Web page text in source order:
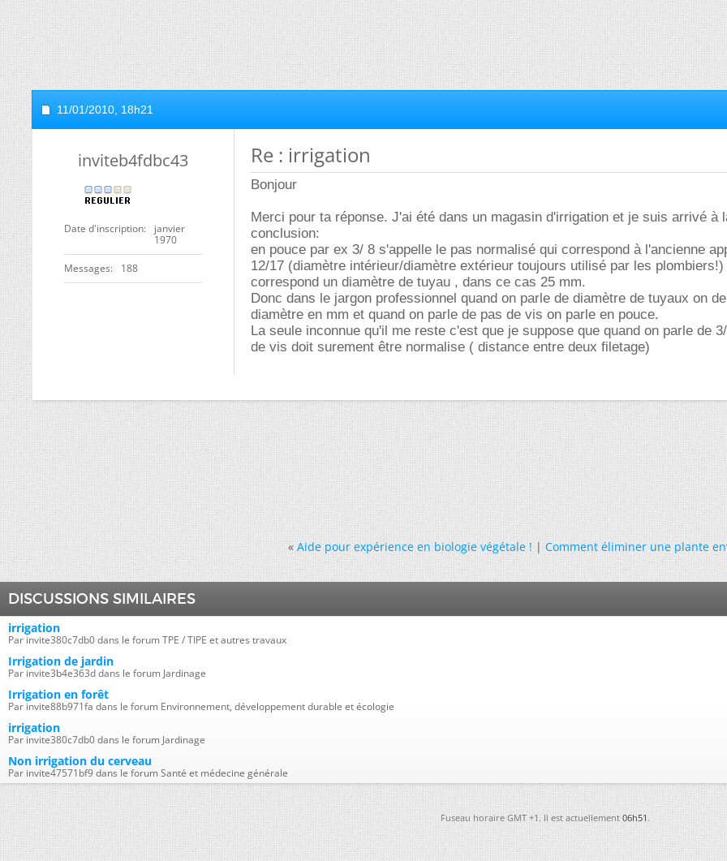
11/01/2010, 18h21
inviteb4fdbc43
Date d'inscription
janvier
1970
Messages 188
Re : irrigation
Bonjour
Merci pour ta réponse. J'ai été dans un magasin d'irrigation et je suis arrivé à
conclusion:
en pouce par ex 3/ 8 s'appelle le pas normalisé qui correspond à l'ancienne
12/17 (diamètre intérieur/diamètre extérieur toujours utilisé par les plombiers!)
correspond un diamètre de tuyau , dans ce cas 25 mm.
Donc dans le jargon professionnel quand on parle de diamètre de tuyaux on
diamètre en mm et quand on parle de pas de vis on parle en pouce.
La seule inconnue qu'il me reste c'est que je suppose que quand on parle de
de vis doit surement être normalise ( distance entre deux filetage)
« Aide pour expérience en biologie végétale !|Comment éliminer une plante
DISCUSSIONS SIMILAIRES
irrigation
Par invite380c7db0 dans le forum TPE / TIPE et autres travaux
Irrigation de jardin
Par invite3b4e363d dans le forum Jardinage
Irrigation en forêt
Par invite88b971fa dans le forum Environnement, développement durable et écologie
irrigation
Par invite380c7db0 dans le forum Jardinage
Non irrigation du cerveau
Par invite47571bf9 dans le forum Santé et médecine générale
Fuseau horaire GMT +1. Il est actuellement06h51.